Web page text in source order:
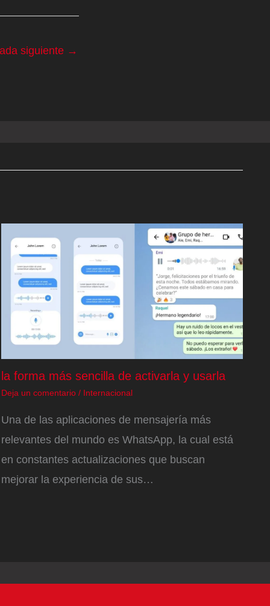
siguiente →
la forma más sencilla de activarla y usarla
Deja un comentario / Internacional
Una de las aplicaciones de mensajería más
relevantes del mundo es WhatsApp, la cual está
en constantes actualizaciones que buscan
mejorar la experiencia de sus…